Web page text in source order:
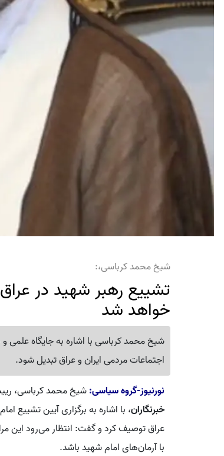
شیخ محمد کرباسی،:
تشییع رهبر شهید در
خواهد شد
شیخ محمد کرباسی با اشاره به جایگاه علمی
اجتماعات مردمی ایران و عراق تبدیل شود.
نورنیوز-گروه سیاسی:شیخ محمد کرباسی،
خبرنگاران، با اشاره به برگزاری آیین تشییع
عراق توصیف کرد و گفت: انتظار می‌رود این
با آرمان‌های امام شهید باشد.